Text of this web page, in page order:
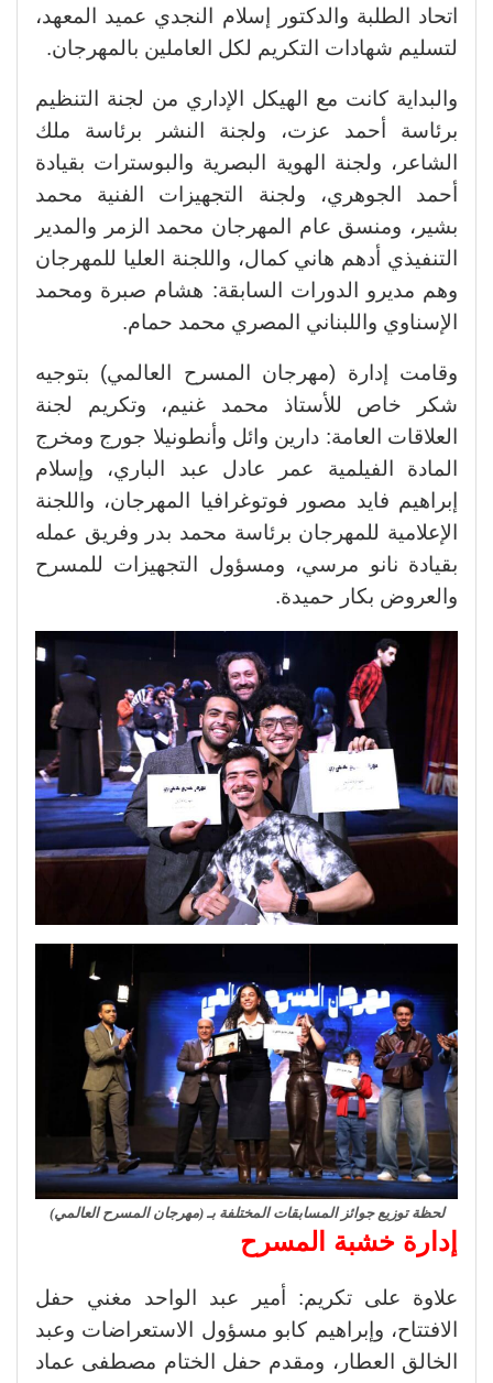
اتحاد الطلبة والدكتور إسلام النجدي عميد المعهد،
لتسليم شهادات التكريم لكل العاملين بالمهرجان.
والبداية كانت مع الهيكل الإداري من لجنة التنظيم
برئاسة أحمد عزت، ولجنة النشر برئاسة ملك
الشاعر، ولجنة الهوية البصرية والبوسترات بقيادة
أحمد الجوهري، ولجنة التجهيزات الفنية محمد
بشير، ومنسق عام المهرجان محمد الزمر والمدير
التنفيذي أدهم هاني كمال، واللجنة العليا للمهرجان
وهم مديرو الدورات السابقة: هشام صبرة ومحمد
الإسناوي واللبناني المصري محمد حمام.
وقامت إدارة (مهرجان المسرح العالمي) بتوجيه
شكر خاص للأستاذ محمد غنيم، وتكريم لجنة
العلاقات العامة: دارين وائل وأنطونيلا جورج ومخرج
المادة الفيلمية عمر عادل عبد الباري، وإسلام
إبراهيم فايد مصور فوتوغرافيا المهرجان، واللجنة
الإعلامية للمهرجان برئاسة محمد بدر وفريق عمله
بقيادة نانو مرسي، ومسؤول التجهيزات للمسرح
والعروض بكار حميدة.
لحظة توزيع جوائز المسابقات المختلفة بـ (مهرجان المسرح العالمي)
إدارة خشبة المسرح
علاوة على تكريم: أمير عبد الواحد مغني حفل
الافتتاح، وإبراهيم كابو مسؤول الاستعراضات وعبد
الخالق العطار، ومقدم حفل الختام مصطفى عماد